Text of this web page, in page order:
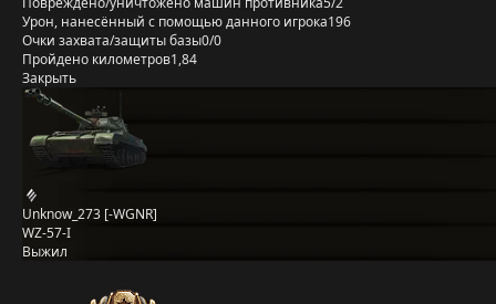
Урон, нанесённый с помощью данного игрока196
Очки захвата/защиты базы0/0
Пройдено километров1,84
Закрыть
Unknow_273 [-WGNR]
WZ-57-I
Выжил